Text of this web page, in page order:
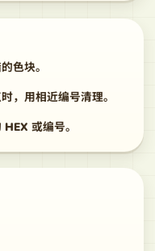
色块。
，用相近编号清理。
或编号。